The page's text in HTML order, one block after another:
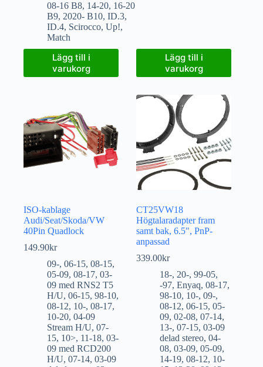
08-16 B8, 14-20, 16-20
B9, 2020- B10, ID.3,
ID.4, Scirocco, Up!,
Match
Lägg till i
varukorg
Lägg till i
varukorg
ISO-kablage
Audi/Seat/Skoda/VW
40Pin Quadlock
149.90kr
09-, 06-15, 08-15,
05-09, 08-17, 03-
09 med RNS2 T5
H/U, 06-15, 98-10,
08-12, 10-, 08-17,
10-20, 04-09
Stream H/U, 07-
15, 10>, 11-18, 03-
09 med RCD200
H/U, 07-14, 03-09
CT25VW18
Högtalaradapter fram
samt bak, 6.5″, PnP-
anpassad
339.00kr
18-, 20-,99-05,
-97,Enyaq,08-17,
98-10, 10-,09-,
08-12,06-15,05-
09,02-08,07-14,
13-,07-15,03-09
delad stereo,04-
08,03-09,05-09,
14-19,08-12, 10-